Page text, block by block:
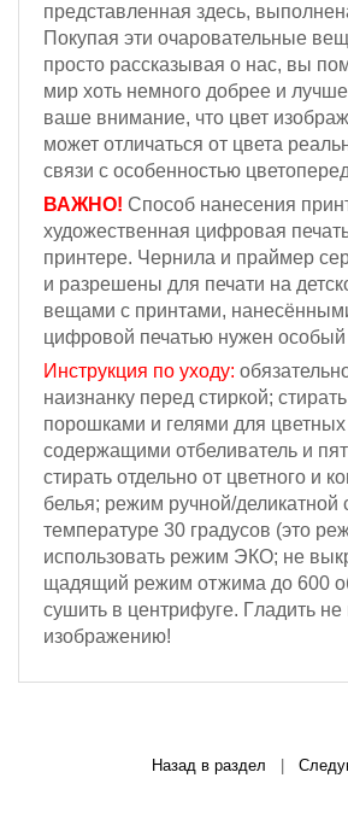
представленная здесь,
Покупая эти очаровательные
просто рассказывая о нас, вы
мир хоть немного добрее и
ваше внимание, что цвет
может отличаться от цвета
связи с особенностью
ВАЖНО! Способ нанесения
художественная цифровая
принтере. Чернила и праймер
и разрешены для печати на
вещами с принтами,
цифровой печатью нужен особый
Инструкция по уходу:
наизнанку перед стиркой;
порошками и гелями для
содержащими отбеливатель и
стирать отдельно от цветного и
белья; режим ручной/деликатной
температуре 30 градусов (это
использовать режим ЭКО; не
щадящий режим отжима до 600
сушить в центрифуге. Гладить не
изображению!
Назад в раздел